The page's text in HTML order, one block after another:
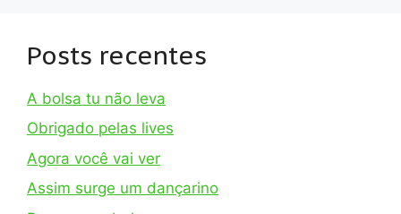
Posts recentes
A bolsa tu não leva
Obrigado pelas lives
Agora você vai ver
Assim surge um dançarino